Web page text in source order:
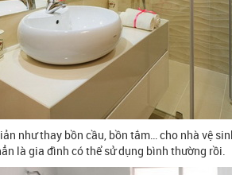
như thay bồn cầu, bồn tắm… cho nhà vệ
là gia đình có thể sử dụng bình thường rồi.